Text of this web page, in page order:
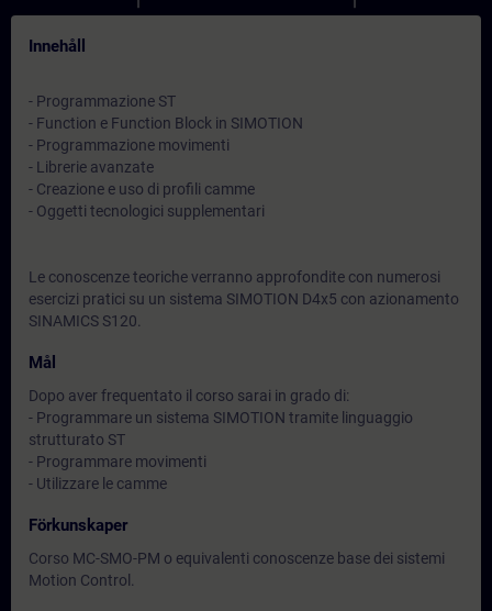
Innehåll
- Programmazione ST
- Function e Function Block in SIMOTION
- Programmazione movimenti
- Librerie avanzate
- Creazione e uso di profili camme
- Oggetti tecnologici supplementari
Le conoscenze teoriche verranno approfondite con numerosi
esercizi pratici su un sistema SIMOTION D4x5 con azionamento
SINAMICS S120.
Mål
Dopo aver frequentato il corso sarai in grado di:
- Programmare un sistema SIMOTION tramite linguaggio
strutturato ST
- Programmare movimenti
- Utilizzare le camme
Förkunskaper
Corso MC-SMO-PM o equivalenti conoscenze base dei sistemi
Motion Control.